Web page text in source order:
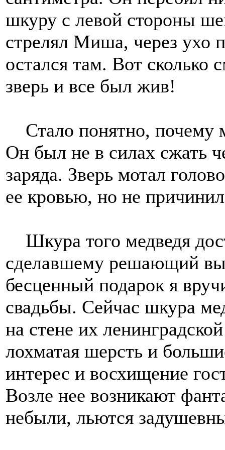
шкуру с левой стороны
стрелял Миша, через ухо
остался там. Вот сколько
зверь и все был жив!
Стало понятно, почему
Он был не в силах сжать
заряда. Зверь мотал
ее кровью, но не
Шкура того медведя
сделавшему решающий
бесценный подарок я
свадьбы. Сейчас шкура
на стене их
лохматая шерсть и
интерес и восхищение
Возле нее возникают
небыли, льются